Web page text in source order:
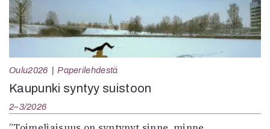
Oulu2026 Paperilehdestä
Kaupunki syntyy suistoon
2–3/2026